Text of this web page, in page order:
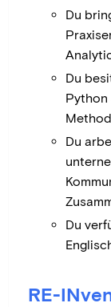
Du
Du
Python
Du
Du
RE-